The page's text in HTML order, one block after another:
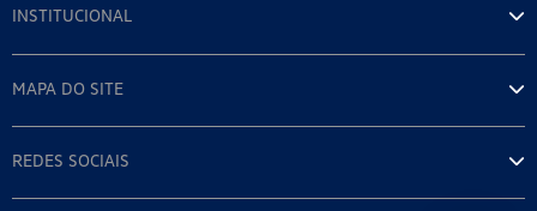
INSTITUCIONAL
MAPA DO SITE
REDES SOCIAIS